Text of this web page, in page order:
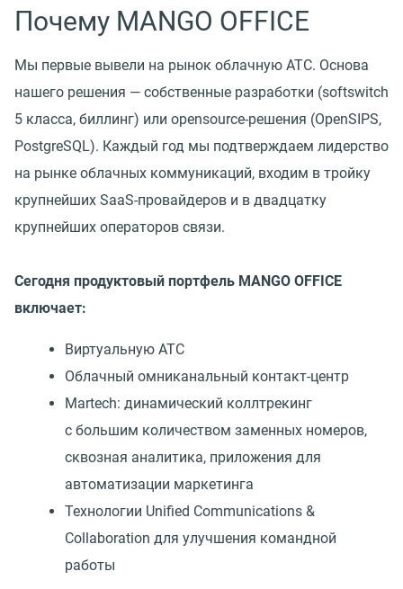
Почему MANGO OFFICE
Мы первые вывели на рынок облачную АТС. Основа
нашего решения — собственные разработки (softswitch
5 класса, биллинг) или opensource-решения (OpenSIPS,
PostgreSQL). Каждый год мы подтверждаем лидерство
на рынке облачных коммуникаций, входим в тройку
крупнейших SaaS-провайдеров и в двадцатку
крупнейших операторов связи.
Сегодня продуктовый портфель MANGO OFFICE
включает:
Виртуальную АТС
Облачный омниканальный контакт-центр
Martech: динамический коллтрекинг
с большим количеством заменных номеров,
сквозная аналитика, приложения для
автоматизации маркетинга
Технологии Unified Communications &
Collaboration для улучшения командной
работы